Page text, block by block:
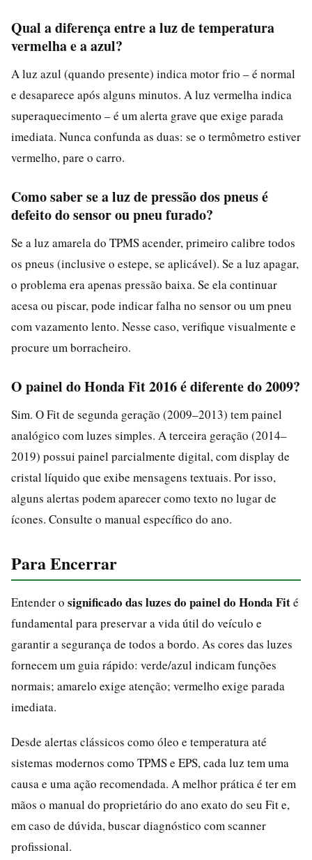
Qual a diferença entre a luz de temperatura
vermelha e a azul?
A luz azul (quando presente) indica motor frio – é normal
e desaparece após alguns minutos. A luz vermelha indica
superaquecimento – é um alerta grave que exige parada
imediata. Nunca confunda as duas: se o termômetro estiver
vermelho, pare o carro.
Como saber se a luz de pressão dos pneus é
defeito do sensor ou pneu furado?
Se a luz amarela do TPMS acender, primeiro calibre todos
os pneus (inclusive o estepe, se aplicável). Se a luz apagar,
o problema era apenas pressão baixa. Se ela continuar
acesa ou piscar, pode indicar falha no sensor ou um pneu
com vazamento lento. Nesse caso, verifique visualmente e
procure um borracheiro.
O painel do Honda Fit 2016 é diferente do 2009?
Sim. O Fit de segunda geração (2009–2013) tem painel
analógico com luzes simples. A terceira geração (2014–
2019) possui painel parcialmente digital, com display de
cristal líquido que exibe mensagens textuais. Por isso,
alguns alertas podem aparecer como texto no lugar de
ícones. Consulte o manual específico do ano.
Para Encerrar
Entender o significado das luzes do painel do Honda Fité
fundamental para preservar a vida útil do veículo e
garantir a segurança de todos a bordo. As cores das luzes
fornecem um guia rápido: verde/azul indicam funções
normais; amarelo exige atenção; vermelho exige parada
imediata.
Desde alertas clássicos como óleo e temperatura até
sistemas modernos como TPMS e EPS, cada luz tem uma
causa e uma ação recomendada. A melhor prática é ter em
mãos o manual do proprietário do ano exato do seu Fit e,
em caso de dúvida, buscar diagnóstico com scanner
profissional.